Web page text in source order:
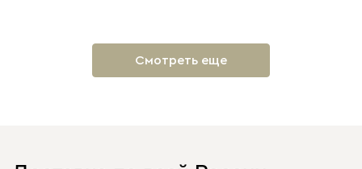
Смотреть еще